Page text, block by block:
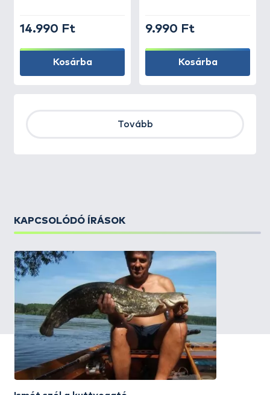
14.990 Ft
Kosárba
9.990 Ft
Kosárba
Tovább
KAPCSOLÓDÓ ÍRÁSOK